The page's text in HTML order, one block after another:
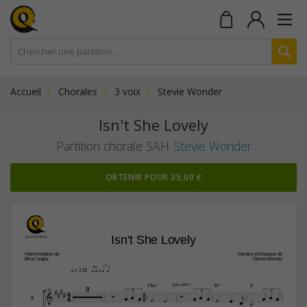
Accueil Chorales 3 voix Stevie Wonder
Isn't She Lovely
Partition chorale SAH Stevie Wonder
OBTENIR POUR 35,00 €

Harmonisation de
Brice Legée
Isn't She Lovely
Paroles et Musique de
Stevie Wonder

q = 118 qaa z=[qp  ]e
4
4

S
3 3
C©‹9 F©9(„ˆˆ13)
3
B11 E
3
             